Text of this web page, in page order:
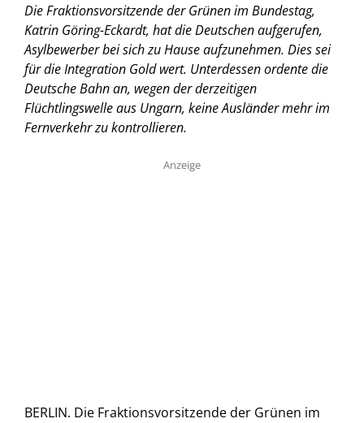
Die Fraktionsvorsitzende der Grünen im Bundestag,
Katrin Göring-Eckardt, hat die Deutschen aufgerufen,
Asylbewerber bei sich zu Hause aufzunehmen. Dies sei
für die Integration Gold wert. Unterdessen ordente die
Deutsche Bahn an, wegen der derzeitigen
Flüchtlingswelle aus Ungarn, keine Ausländer mehr im
Fernverkehr zu kontrollieren.
Anzeige
BERLIN. Die Fraktionsvorsitzende der Grünen im